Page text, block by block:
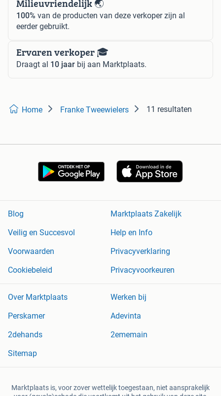
Milieuvriendelijk 🌏
100% van de producten van deze verkoper zijn al
eerder gebruikt.
Ervaren verkoper 🎓
Draagt al 10 jaar bij aan Marktplaats.
Home Franke Tweewielers 11 resultaten
Blog
Marktplaats Zakelijk
Veilig en Succesvol
Help en Info
Voorwaarden
Privacyverklaring
Cookiebeleid
Privacyvoorkeuren
Over Marktplaats
Werken bij
Perskamer
Adevinta
2dehands
2ememain
Sitemap
Marktplaats is, voor zover wettelijk toegestaan, niet aansprakelijk